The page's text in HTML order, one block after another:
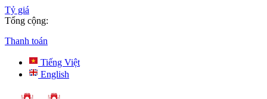
Tỷ giá
Tổng cộng:
Thanh toán
Tiếng Việt
English